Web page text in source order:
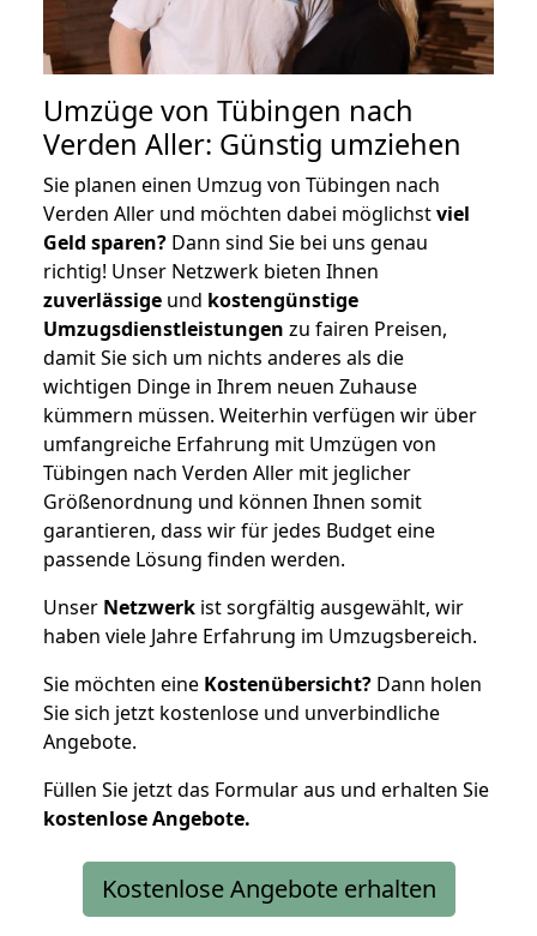
Umzüge von Tübingen nach
Verden Aller: Günstig umziehen
Sie planen einen Umzug von Tübingen nach
Verden Aller und möchten dabei möglichstviel
Geld sparen? Dann sind Sie bei uns genau
richtig! Unser Netzwerk bieten Ihnen
zuverlässige und kostengünstige
Umzugsdienstleistungen zu fairen Preisen,
damit Sie sich um nichts anderes als die
wichtigen Dinge in Ihrem neuen Zuhause
kümmern müssen. Weiterhin verfügen wir über
umfangreiche Erfahrung mit Umzügen von
Tübingen nach Verden Aller mit jeglicher
Größenordnung und können Ihnen somit
garantieren, dass wir für jedes Budget eine
passende Lösung finden werden.
Unser Netzwerk ist sorgfältig ausgewählt, wir
haben viele Jahre Erfahrung im Umzugsbereich.
Sie möchten eine Kostenübersicht? Dann holen
Sie sich jetzt kostenlose und unverbindliche
Angebote.
Füllen Sie jetzt das Formular aus und erhalten Sie
kostenloseAngebote.
Kostenlose Angebote erhalten